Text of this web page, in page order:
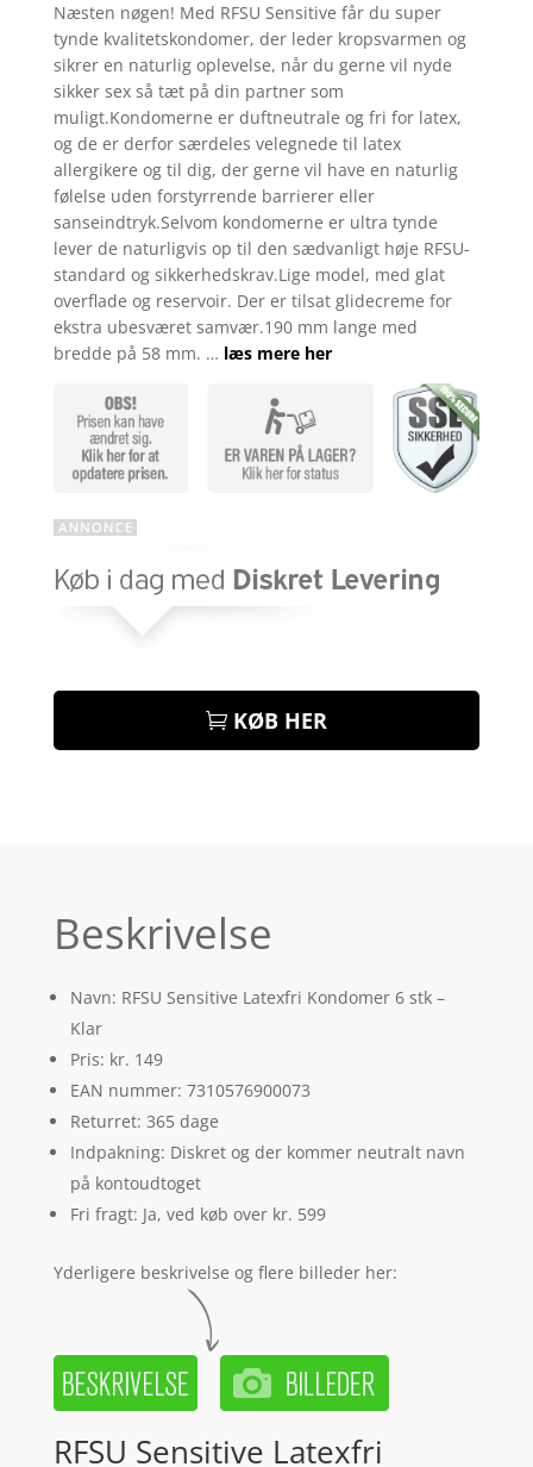
ud af 5
baseret
på
kundebedø
mmelser
Næsten nøgen! Med RFSU Sensitive får du super
tynde kvalitetskondomer, der leder kropsvarmen og
sikrer en naturlig oplevelse, når du gerne vil nyde
sikker sex så tæt på din partner som
muligt.Kondomerne er duftneutrale og fri for latex,
og de er derfor særdeles velegnede til latex
allergikere og til dig, der gerne vil have en naturlig
følelse uden forstyrrende barrierer eller
sanseindtryk.Selvom kondomerne er ultra tynde
lever de naturligvis op til den sædvanligt høje RFSU-
standard og sikkerhedskrav.Lige model, med glat
overflade og reservoir. Der er tilsat glidecreme for
ekstra ubesværet samvær.190 mm lange med
bredde på 58 mm. … læs mere her
KØB HER
Beskrivelse
Navn: RFSU Sensitive Latexfri Kondomer 6 stk –
Klar
Pris: kr. 149
EAN nummer: 7310576900073
Returret: 365 dage
Indpakning: Diskret og der kommer neutralt navn
på kontoudtoget
Fri fragt: Ja, ved køb over kr. 599
Yderligere beskrivelse og flere billeder her:
RFSU Sensitive Latexfri